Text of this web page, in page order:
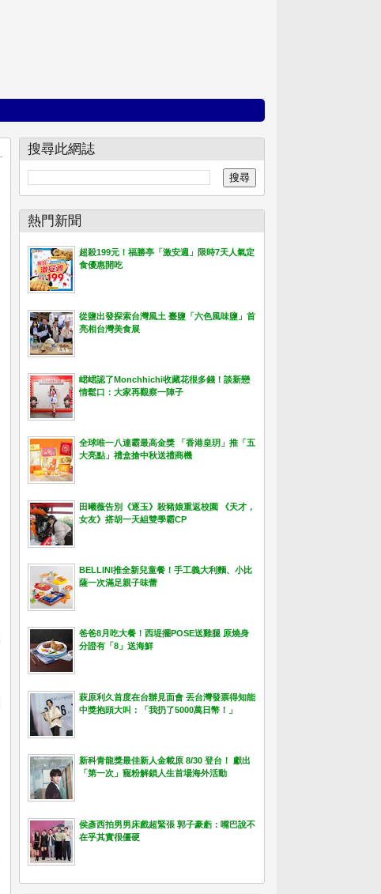
搜尋此網誌
熱門新聞
超殺199元！福勝亭「激安週」限時7天人氣定
食優惠開吃
從鹽出發探索台灣風土 臺鹽「六色風味鹽」首
亮相台灣美食展
峮峮認了Monchhichi收藏花很多錢！談新戀
情鬆口：大家再觀察一陣子
全球唯一八連霸最高金獎 「香港皇玥」推「五
大亮點」禮盒搶中秋送禮商機
田曦薇告別《逐玉》殺豬娘重返校園 《天才，
女友》搭胡一天組雙學霸CP
BELLINI推全新兒童餐！手工義大利麵、小比
薩一次滿足親子味蕾
爸爸8月吃大餐！西堤擺POSE送雞腿 原燒身
分證有「8」送海鮮
萩原利久首度在台辦見面會 丟台灣發票得知能
中獎抱頭大叫：「我扔了5000萬日幣！」
新科青龍獎最佳新人金載原 8/30 登台！ 獻出
「第一次」寵粉解鎖人生首場海外活動
侯彥西拍男男床戲超緊張 郭子豪虧：嘴巴說不
在乎其實很僵硬